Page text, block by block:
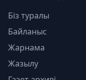
Біз туралы
Байланыс
Жарнама
Жазылу